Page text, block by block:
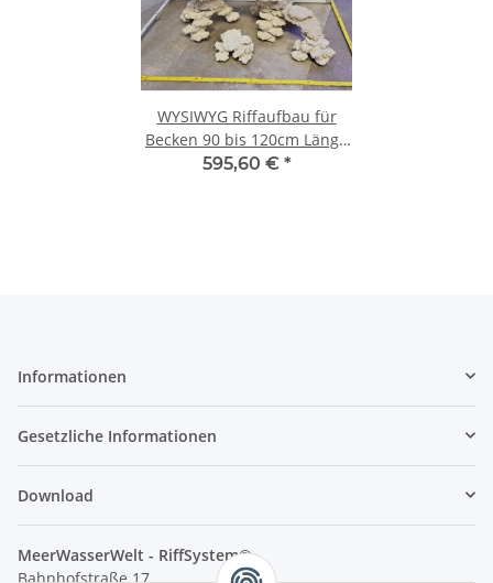
WYSIWYG Riffaufbau für
Becken 90 bis 120cm Länge
und 50 bis 70cm Breite
595,60 € *
Informationen
Gesetzliche Informationen
Download
MeerWasserWelt - RiffSystem®
Bahnhofstraße 17